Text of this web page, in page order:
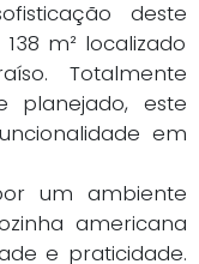
deste
m² localizado
Totalmente
planejado, este
em
um ambiente
americana
e praticidade.